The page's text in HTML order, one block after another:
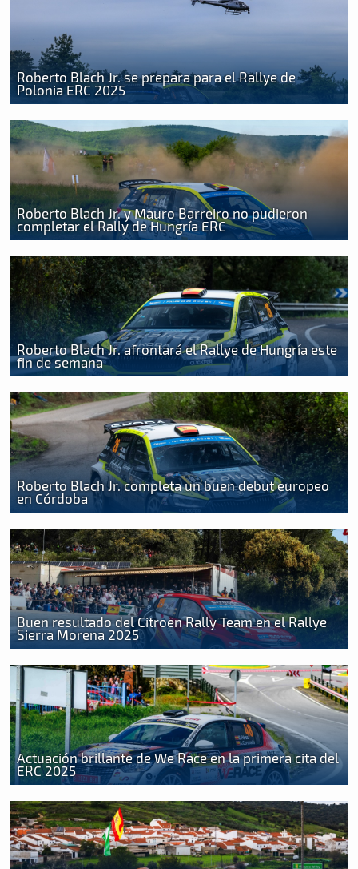
Roberto Blach Jr. se prepara para el Rallye de
Polonia ERC 2025
Roberto Blach Jr. y Mauro Barreiro no pudieron
completar el Rally de Hungría ERC
Roberto Blach Jr. afrontará el Rallye de Hungría este
fin de semana
Roberto Blach Jr. completa un buen debut europeo
en Córdoba
Buen resultado del Citroën Rally Team en el Rallye
Sierra Morena 2025
Actuación brillante de We Race en la primera cita del
ERC 2025